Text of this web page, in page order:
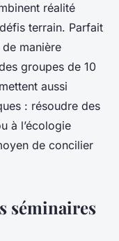
réalité
terrain. Parfait
manière
groupes de 10
aussi
: résoudre des
à l’écologie
de concilier
séminaires